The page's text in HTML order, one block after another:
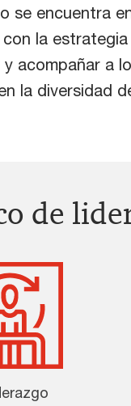
se encuentra
la
acompañar a
la diversidad
de